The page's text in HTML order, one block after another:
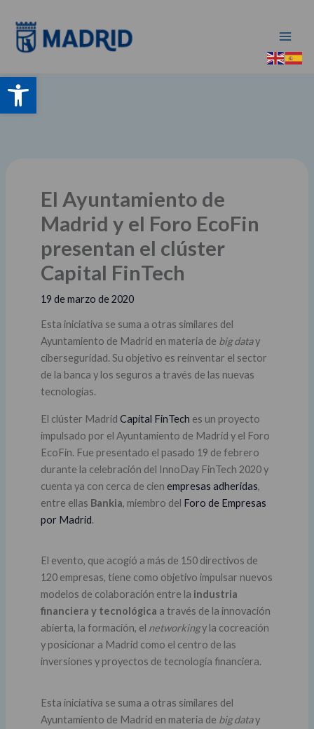
Abrir barra de herramientas
contenido
El Ayuntamiento de
Madrid y el Foro EcoFin
presentan el clúster
Capital FinTech
19 de marzo de 2020
Esta iniciativa se suma a otras similares del
Ayuntamiento de Madrid en materia de big datay
ciberseguridad. Su objetivo es reinventar el sector
de la banca y los seguros a través de las nuevas
tecnologías.
El clúster Madrid Capital FinTech es un proyecto
impulsado por el Ayuntamiento de Madrid y el Foro
EcoFin. Fue presentado el pasado 19 de febrero
durante la celebración del InnoDay FinTech 2020 y
cuenta ya con cerca de cien empresas adheridas,
entre ellas Bankia, miembro del Foro de Empresas
por Madrid.
El evento, que acogió a más de 150 directivos de
120 empresas, tiene como objetivo impulsar nuevos
modelos de colaboración entre la industria
financiera y tecnológica a través de la innovación
abierta, la formación, el networkingy la cocreación
y posicionar a Madrid como el centro de las
inversiones y proyectos de tecnología financiera.
Esta iniciativa se suma a otras similares del
Ayuntamiento de Madrid en materia de big datay